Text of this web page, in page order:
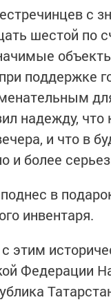
с
шестой по
поддержке
надежду, что
и что в
и более
в
инвентаря.
этим
Федерации